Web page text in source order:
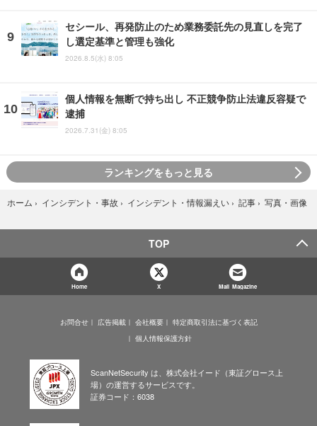
セシール、再発防止のため業務委託先の見直しを完了
し選定基準と管理も強化
2026.8.5(水) 8:05
個人情報を無断で持ち出し 不正競争防止法違反容疑で
逮捕
2026.7.31(金) 8:05
ランキングをもっと見る
ホーム › インシデント・事故 › インシデント・情報漏えい › 記事 › 写真・画像
TOP
Home X Mail Magazine
お問合せ 広告掲載 会社概要
特定商取引法に基づく表記
個人情報保護方針
ScanNetSecurity は、株式会社イード（東証グロース上
場）の運営するサービスです。
証券コード：6038